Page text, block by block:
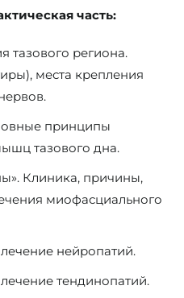
часть:
тазового региона.
места крепления
принципы
тазового дна.
Клиника, причины,
миофасциального
нейропатий.
тендинопатий.